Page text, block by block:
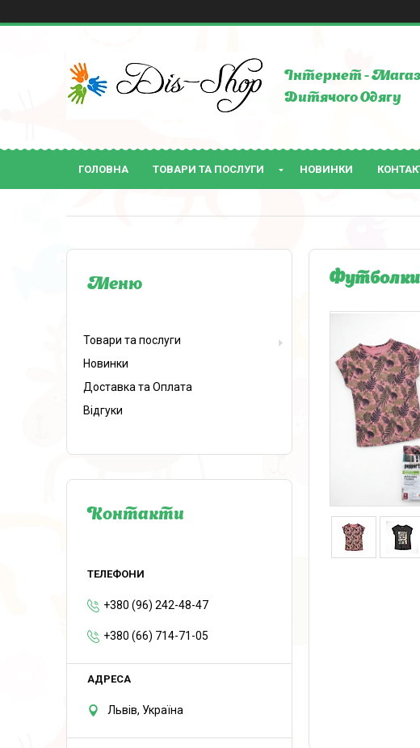
Інтернет -
Дитячого Одягу
ГОЛОВНА ТОВАРИ ТА ПОСЛУГИ НОВИНКИ
Футболки
Товари та послуги
Новинки
Доставка та Оплата
Відгуки
Контакти
+380 (96) 242-48-47
+380 (66) 714-71-05
Львів, Україна